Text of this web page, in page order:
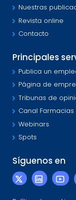
Nuestras
Revista online
Contacto
Principales
Publica un
Página de
Tribunas de
Canal Farmacias
Webinars
Spots
Síguenos en